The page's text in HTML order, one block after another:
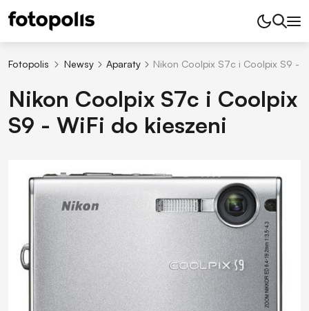
Fotopolis Newsy Aparaty Nikon Coolpix S7c i Coolpix S9 -
Nikon Coolpix S7c i Coolpix
S9 - WiFi do kieszeni